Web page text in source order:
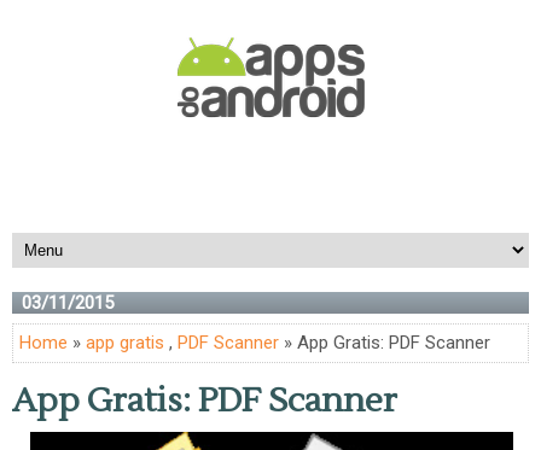
03/11/2015
Home » app gratis , PDF Scanner » App Gratis: PDF Scanner
App Gratis: PDF Scanner